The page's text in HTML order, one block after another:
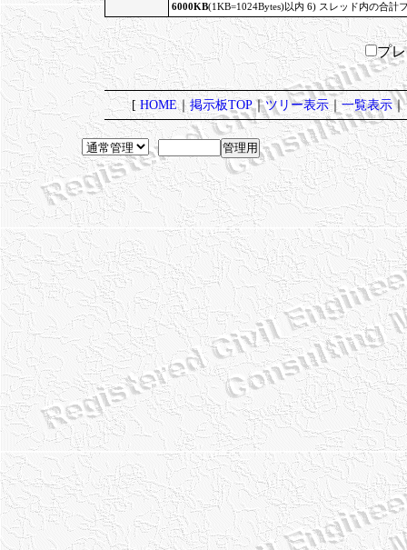
6000KB(1KB=1024Bytes)以内 6) スレッド内の合計
プ
[HOME｜掲示板TOP｜ツリー表示｜一覧表示｜